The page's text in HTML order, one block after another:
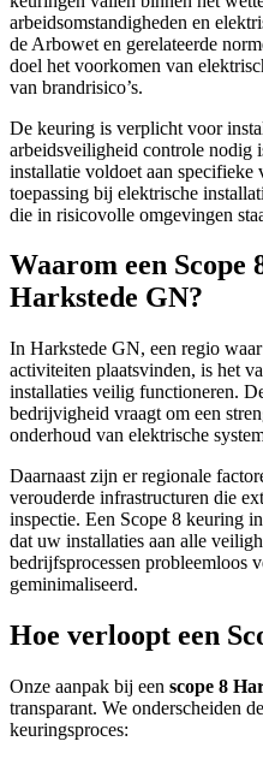
arbeidsomstandigheden en
de Arbowet en gerelateerde
doel het voorkomen van
van brandrisico’s.
De keuring is verplicht voor
arbeidsveiligheid controle nodig
installatie voldoet aan
toepassing bij elektrische
die in risicovolle omgevingen
Waarom een Scope
Harkstede GN?
In Harkstede GN, een regio
activiteiten plaatsvinden, is het
installaties veilig functioneren.
bedrijvigheid vraagt om een
onderhoud van elektrische
Daarnaast zijn er regionale
verouderde infrastructuren die
inspectie. Een Scope 8 keuring
dat uw installaties aan alle
bedrijfsprocessen probleemloos
geminimaliseerd.
Hoe verloopt een
Onze aanpak bij een scope 8
transparant. We onderscheiden
keuringsproces: